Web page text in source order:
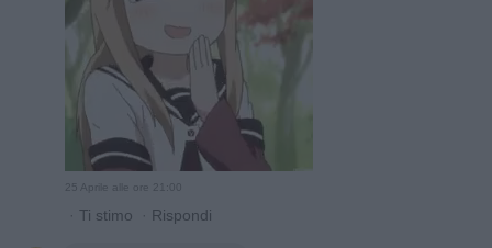
25 Aprile alle ore 21:00
· Ti stimo · Rispondi